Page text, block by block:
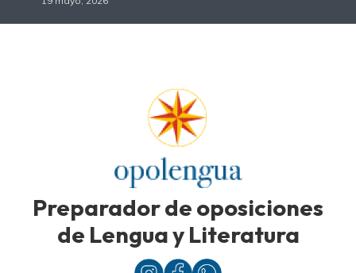
Preparador de oposiciones
de Lengua y Literatura